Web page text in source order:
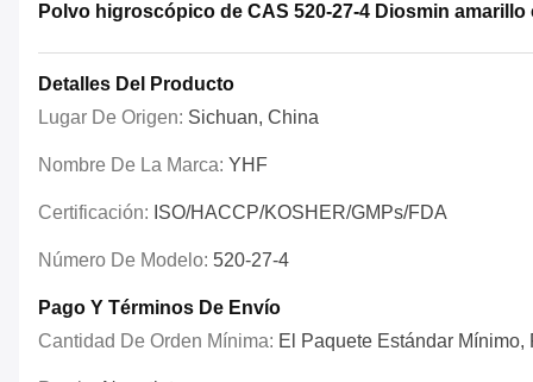
Polvo higroscópico de CAS 520-27-4 Diosmin amarillo
Detalles Del Producto
Lugar De Origen: Sichuan, China
Nombre De La Marca: YHF
Certificación: ISO/HACCP/KOSHER/GMPs/FDA
Número De Modelo: 520-27-4
Pago Y Términos De Envío
Cantidad De Orden Mínima: El Paquete Estándar Mínimo,